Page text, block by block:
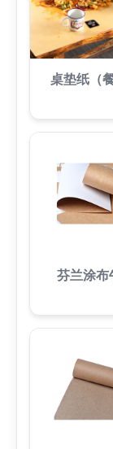
桌垫纸（
芬兰涂布